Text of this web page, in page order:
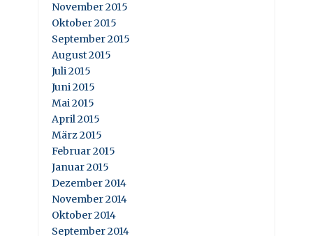
November 2015
Oktober 2015
September 2015
August 2015
Juli 2015
Juni 2015
Mai 2015
April 2015
März 2015
Februar 2015
Januar 2015
Dezember 2014
November 2014
Oktober 2014
September 2014